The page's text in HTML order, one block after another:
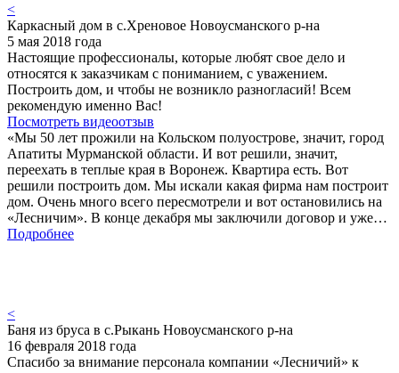
<
Каркасный дом в с.Хреновое Новоусманского р-на
5 мая 2018 года
Настоящие профессионалы, которые любят свое дело и
относятся к заказчикам с пониманием, с уважением.
Построить дом, и чтобы не возникло разногласий! Всем
рекомендую именно Вас!
Посмотреть видеоотзыв
«Мы 50 лет прожили на Кольском полуострове, значит, город
Апатиты Мурманской области. И вот решили, значит,
переехать в теплые края в Воронеж. Квартира есть. Вот
решили построить дом. Мы искали какая фирма нам построит
дом. Очень много всего пересмотрели и вот остановились на
«Лесничим». В конце декабря мы заключили договор и уже…
Подробнее
<
Баня из бруса в с.Рыкань Новоусманского р-на
16 февраля 2018 года
Спасибо за внимание персонала компании «Лесничий» к